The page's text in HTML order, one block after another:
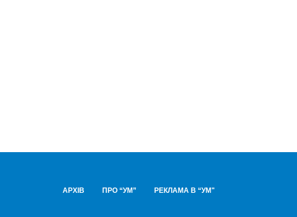
АРХІВ ПРО “УМ” РЕКЛАМА В “УМ"